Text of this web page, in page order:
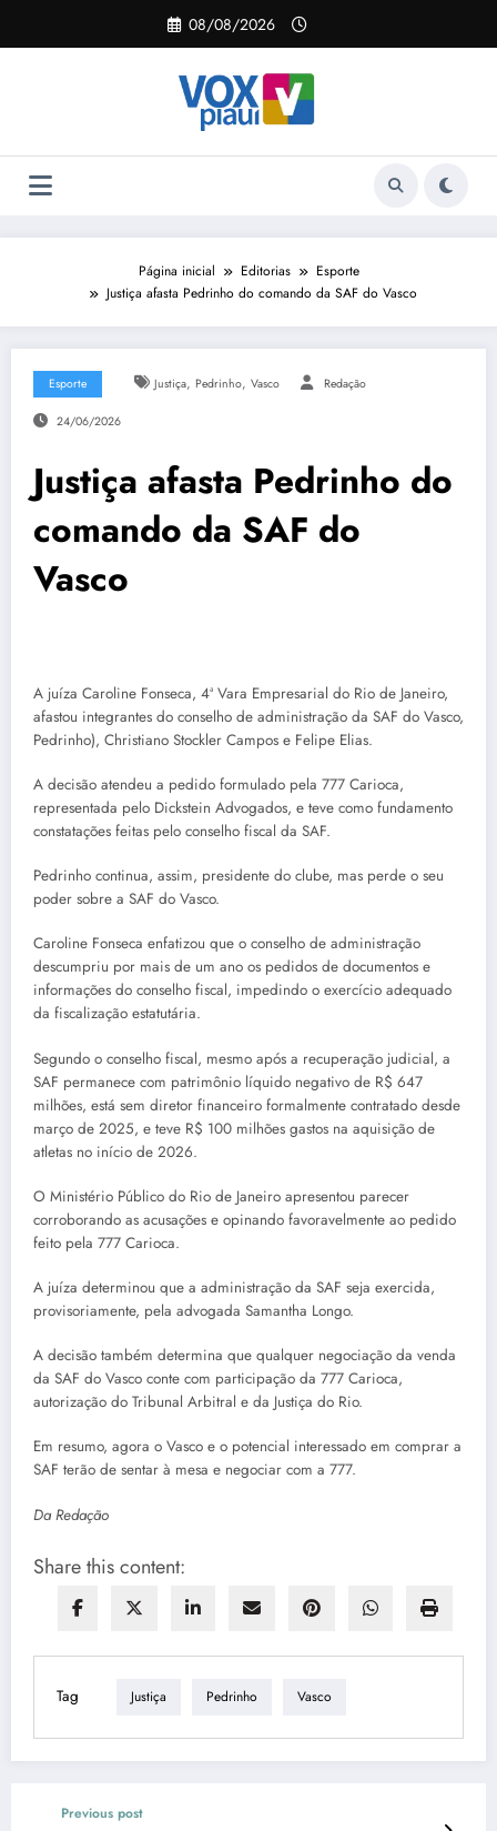
o
08/08/2026
Página inicial Editorias
Esporte
Justiça afasta Pedrinho do comando da SAF do Vasco
Esporte Justiça, Pedrinho, Vasco Redação
24/06/2026
Justiça afasta Pedrinho do
comando da SAF do
Vasco
A juíza Caroline Fonseca, 4ª Vara Empresarial do Rio de Janeiro,
afastou integrantes do conselho de administração da SAF do Vasco,
Pedrinho), Christiano Stockler Campos e Felipe Elias.
A decisão atendeu a pedido formulado pela 777 Carioca,
representada pelo Dickstein Advogados, e teve como fundamento
constatações feitas pelo conselho fiscal da SAF.
Pedrinho continua, assim, presidente do clube, mas perde o seu
poder sobre a SAF do Vasco.
Caroline Fonseca enfatizou que o conselho de administração
descumpriu por mais de um ano os pedidos de documentos e
informações do conselho fiscal, impedindo o exercício adequado
da fiscalização estatutária.
Segundo o conselho fiscal, mesmo após a recuperação judicial, a
SAF permanece com patrimônio líquido negativo de R$ 647
milhões, está sem diretor financeiro formalmente contratado desde
março de 2025, e teve R$ 100 milhões gastos na aquisição de
atletas no início de 2026.
O Ministério Público do Rio de Janeiro apresentou parecer
corroborando as acusações e opinando favoravelmente ao pedido
feito pela 777 Carioca.
A juíza determinou que a administração da SAF seja exercida,
provisoriamente, pela advogada Samantha Longo.
A decisão também determina que qualquer negociação da venda
da SAF do Vasco conte com participação da 777 Carioca,
autorização do Tribunal Arbitral e da Justiça do Rio.
Em resumo, agora o Vasco e o potencial interessado em comprar a
SAF terão de sentar à mesa e negociar com a 777.
Da Redação
Share this content:
Tag Justiça Pedrinho Vasco
Previous post